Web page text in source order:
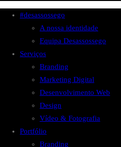
#desassossego
A nossa identidade
Equipa Desassossego
Serviços
Branding
Marketing Digital
Desenvolvimento Web
Design
Vídeo & Fotografia
Portfólio
Branding